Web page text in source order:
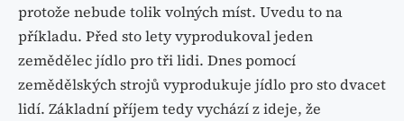
protože nebude tolik volných míst. Uvedu to na
příkladu. Před sto lety vyprodukoval jeden
zemědělec jídlo pro tři lidi. Dnes pomocí
zemědělských strojů vyprodukuje jídlo pro sto dvacet
lidí. Základní příjem tedy vychází z ideje, že